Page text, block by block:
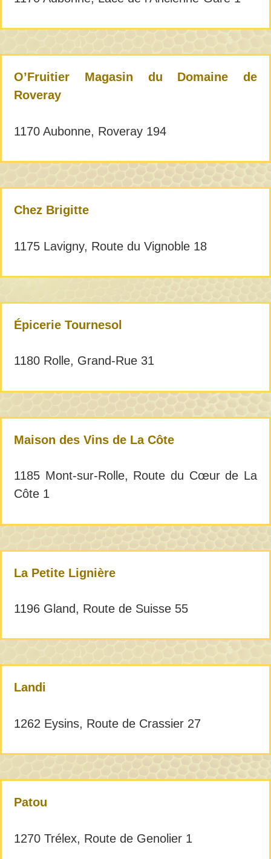
O’Fruitier Magasin du Domaine de
Roveray
1170 Aubonne, Roveray 194
Chez Brigitte
1175 Lavigny, Route du Vignoble 18
Épicerie Tournesol
1180 Rolle, Grand-Rue 31
Maison des Vins de La Côte
1185 Mont-sur-Rolle, Route du Cœur de La
Côte 1
La Petite Lignière
1196 Gland, Route de Suisse 55
Landi
1262 Eysins, Route de Crassier 27
Patou
1270 Trélex, Route de Genolier 1